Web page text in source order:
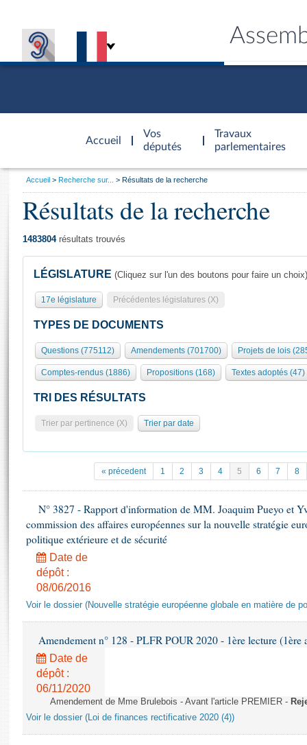
Accueil
d'accueil
Vos
députés
Travaux
parlementaires
Présidence
577 députés
Groupes politiques
Séance publique
Commissions et autres organes
Europe et International
Pétitions
Projets de loi
Propositions de loi
Amendements
Textes adoptés
Rapports d'information
Baromètre de l’application des lois
Dossiers législatifs
Budget et sécurité sociale
Général
Rôle et pouvoirs de l'Assemblée
Organisation de l'Assemblée
Présidence Conférence des Présidents Bureau Collège des
Statistiques et chiffres clés
Documents de référence
( Constitution | Règlement de l'Assemblée ... )
Juniors
Anciennes législatures
Liens vers les sites publics
Visiter l'Assemblée
Visite virtuelle du palais Bourbon
Assister à une séance
La Bibliothèque
Contacts et plan d'accès
Photos libres de droit
Vous
Accueil Recherche sur... Résultats de la recherche
Résultats de la recherche
1483804résultats trouvés
LÉGISLATURE (Cliquez sur l'un des boutons pour faire un choix)
17e législature Précédentes législatures (X)
TYPES DE DOCUMENTS
Questions (775112) Amendements (701700) Projets de lois
Comptes-rendus (1886) Propositions (168) Textes adoptés (47)
TRI DES RÉSULTATS
Trier par pertinence (X) Trier par date
« précedent 1 2 3 4 5 6 7 8
N° 3827 - Rapport d'information de MM. Joaquim Pueyo et
commission des affaires européennes sur la nouvelle stratégie
politique extérieure et de sécurité
Date de
dépôt :
08/06/2016
Voir le dossier (Nouvelle stratégie européenne globale en matière de
Amendement n° 128 - PLFR POUR 2020 - 1ère lecture (1ère
Date de
dépôt :
06/11/2020
Amendement de Mme Brulebois - Avant l'article PREMIER -
Voir le dossier (Loi de finances rectificative 2020 (4))